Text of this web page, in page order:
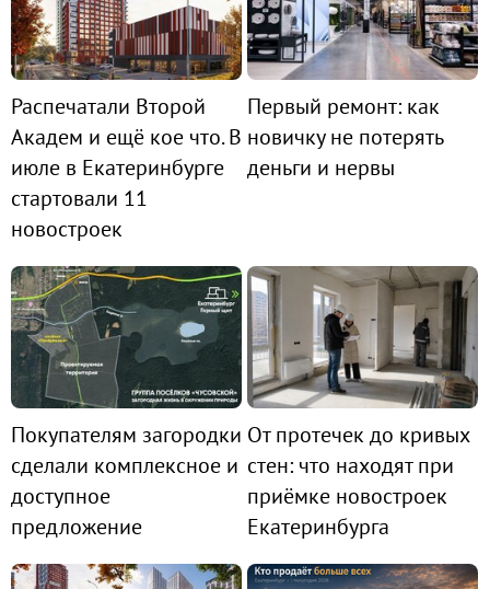
Распечатали Второй
Академ и ещё кое что. В
июле в Екатеринбурге
стартовали 11
новостроек
Первый ремонт: как
новичку не потерять
деньги и нервы
Покупателям загородки
сделали комплексное и
доступное
предложение
От протечек до кривых
стен: что находят при
приёмке новостроек
Екатеринбурга